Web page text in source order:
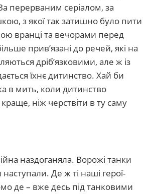
перерваним серіалом, за
з якої так затишно було пити
вранці та вечорами перед
прив’язані до речей, які на
дріб’язковими, але ж із
їхнє дитинство. Хай би
в мить, коли дитинство
ніж черствіти в ту саму
наздоганяла. Ворожі танки
Де ж ті наші герої-
де – вже десь під танковими